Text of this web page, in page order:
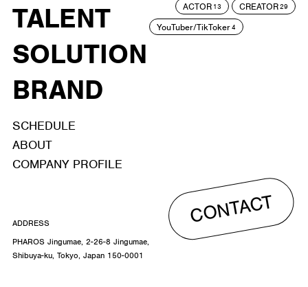
TALENT
SOLUTION
BRAND
ACTOR 13 CREATOR29
YouTuber/TikToker4
SCHEDULE
ABOUT
COMPANY PROFILE
CONTACT
ADDRESS
PHAROS Jingumae, 2-26-8 Jingumae,
Shibuya-ku, Tokyo, Japan 150-0001